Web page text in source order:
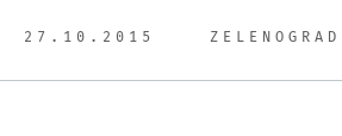
27.10.2015